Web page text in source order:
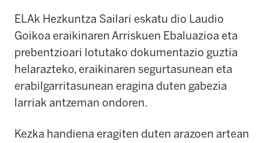
ELAk Hezkuntza Sailari eskatu dio Laudio
Goikoa eraikinaren Arriskuen Ebaluazioa eta
prebentzioari lotutako dokumentazio guztia
helarazteko, eraikinaren segurtasunean eta
erabilgarritasunean eragina duten gabezia
larriak antzeman ondoren.
Kezka handiena eragiten duten arazoen artean